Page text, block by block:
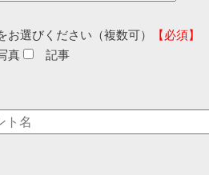
お選びください（複数可）
【必須】
真 記事